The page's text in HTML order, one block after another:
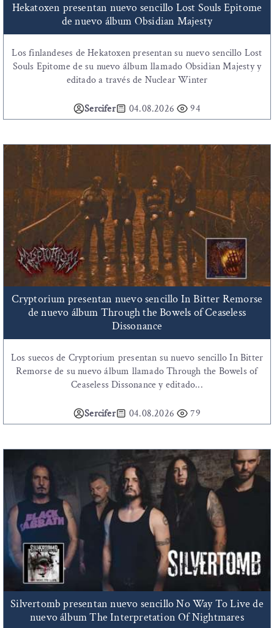
Hekatoxen presentan nuevo sencillo Lost Souls Epitome
de nuevo álbum Obsidian Majesty
Los finlandeses de Hekatoxen presentan su nuevo sencillo Lost
Souls Epitome de su nuevo álbum llamado Obsidian Majesty y
editado a través de Nuclear Winter
Sercifer 04.08.2026 94
Cryptorium presentan nuevo sencillo In Bitter Remorse
de nuevo álbum Through the Bowels of Ceaseless
Dissonance
Los suecos de Cryptorium presentan su nuevo sencillo In Bitter
Remorse de su nuevo álbum llamado Through the Bowels of
Ceaseless Dissonance y editado...
Sercifer 04.08.2026 79
Silvertomb presentan nuevo sencillo No Way To Live de
nuevo álbum The Interpretation Of Nightmares